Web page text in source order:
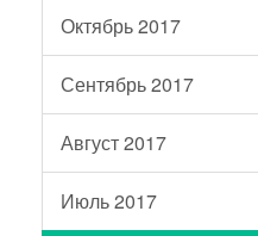
Октябрь 2017
Сентябрь 2017
Август 2017
Июль 2017